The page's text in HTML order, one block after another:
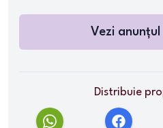
Vezi anunțul
Distribuie